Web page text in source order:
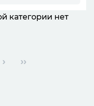
категории нет
› ››